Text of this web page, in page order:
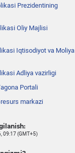
Prezidentining
Oliy Majlisi
Iqtisodiyot va Moliya
Adliya vazirligi
Portali
markazi
09:17 (GMT+5)